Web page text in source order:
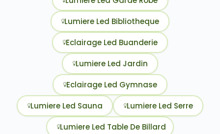
Lumiere Led Bibliotheque
Eclairage Led Buanderie
Lumiere Led Jardin
Eclairage Led Gymnase
Lumiere Led Sauna Lumiere Led Serre
Lumiere Led Table De Billard